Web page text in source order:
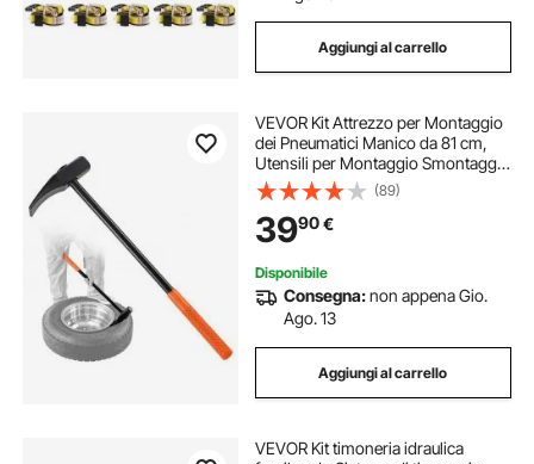
Aggiungi al carrello
VEVOR Kit Attrezzo per Montaggio
dei Pneumatici Manico da 81 cm,
Utensili per Montaggio Smontaggio
Pneumatici con Stallonatore a
Forma di Becco d'Anatra,
Riparazione da Officina Garage
Veicoli
(89)
3990€
Disponibile
Consegna:non appena Gio.
Ago. 13
Aggiungi al carrello
VEVOR Kit timoneria idraulica